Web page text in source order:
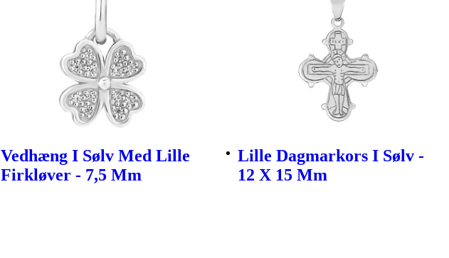
Vedhæng I Sølv Med Lille
Firkløver - 7,5 Mm
Lille Dagmarkors I Sølv -
12 X 15 Mm